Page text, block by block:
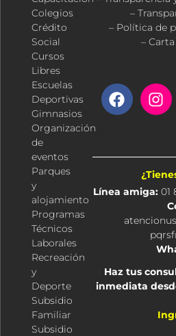
Colegios
Crédito
Social
Cursos
Libres
Escuelas
Deportivas
Gimnasios
Organización
de
eventos
Parques
y
alojamiento
Programas
Técnicos
Laborales
Recreación
y
Deporte
Subsidio
Familiar
Subsidio
–
– Política de
–
F
a
b
k
I
n
a
g
a
m
Línea amiga:01
Haz tus
inmediata